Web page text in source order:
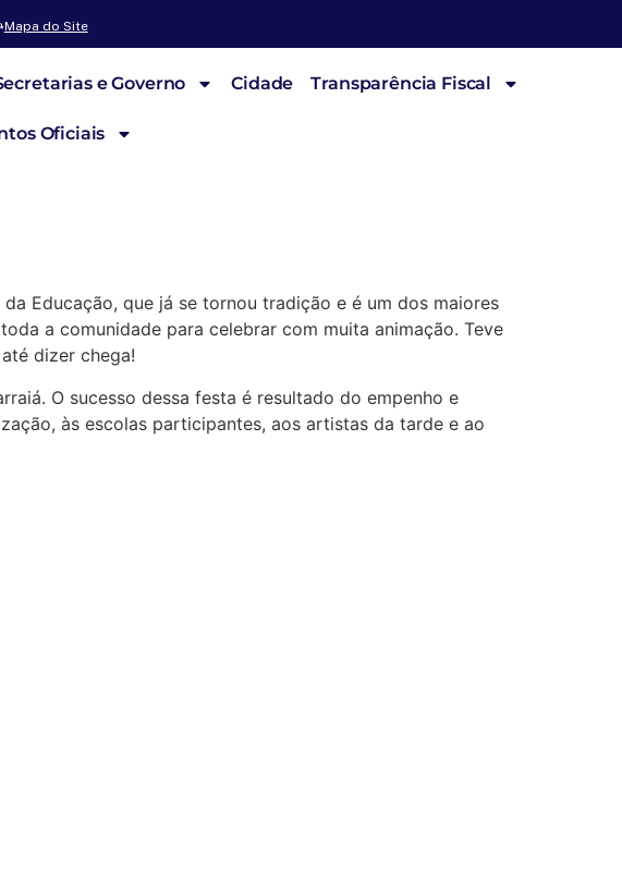
Mapa do Site
e Governo Cidade Transparência Fiscal
Oficiais
Educação, que já se tornou tradição e é um dos maiores
a comunidade para celebrar com muita animação. Teve
dizer chega!
O sucesso dessa festa é resultado do empenho e
às escolas participantes, aos artistas da tarde e ao